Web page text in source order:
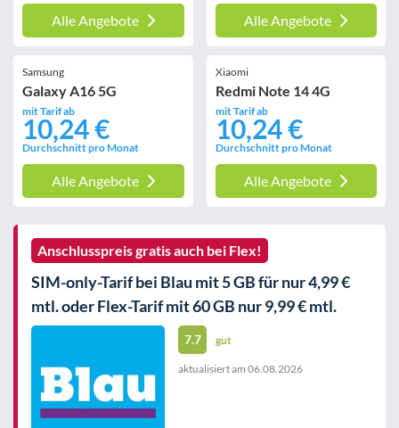
Alle Angebote Alle Angebote
Samsung
Galaxy A16 5G
mit Tarif ab
10,24 €
Durchschnitt pro Monat
Alle Angebote
Xiaomi
Redmi Note 14 4G
mit Tarif ab
10,24 €
Durchschnitt pro Monat
Alle Angebote
Anschlusspreis gratis auch bei Flex!
SIM-only-Tarif bei Blau mit 5 GB für nur 4,99 €
mtl. oder Flex-Tarif mit 60 GB nur 9,99 € mtl.
7.7 gut
aktualisiert am 06.08.2026